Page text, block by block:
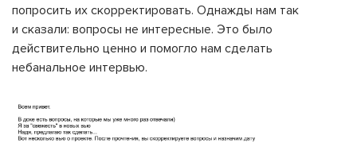
попросить их скорректировать. Однажды нам так
и сказали: вопросы не интересные. Это было
действительно ценно и помогло нам сделать
небанальное интервью.